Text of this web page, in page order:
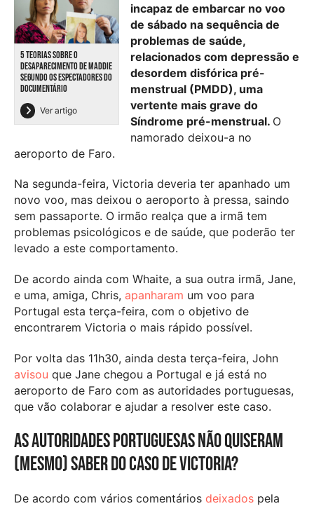
5 TEORIAS SOBRE O
DESAPARECIMENTO DE MADDIE
SEGUNDO OS ESPECTADORES DO
DOCUMENTÁRIO
Ver artigo
incapaz de embarcar no voo
de sábado na sequência de
problemas de saúde,
relacionados com depressão e
desordem disfórica pré-
menstrual (PMDD), uma
vertente mais grave do
Síndrome pré-menstrual. O
namorado deixou-a no
aeroporto de Faro.
Na segunda-feira, Victoria deveria ter apanhado um
novo voo, mas deixou o aeroporto à pressa, saindo
sem passaporte. O irmão realça que a irmã tem
problemas psicológicos e de saúde, que poderão ter
levado a este comportamento.
De acordo ainda com Whaite, a sua outra irmã, Jane,
e uma, amiga, Chris, apanharam um voo para
Portugal esta terça-feira, com o objetivo de
encontrarem Victoria o mais rápido possível.
Por volta das 11h30, ainda desta terça-feira, John
avisou que Jane chegou a Portugal e já está no
aeroporto de Faro com as autoridades portuguesas,
que vão colaborar e ajudar a resolver este caso.
As autoridades portuguesas não quiseram
(mesmo) saber do caso de Victoria?
De acordo com vários comentários deixados pela